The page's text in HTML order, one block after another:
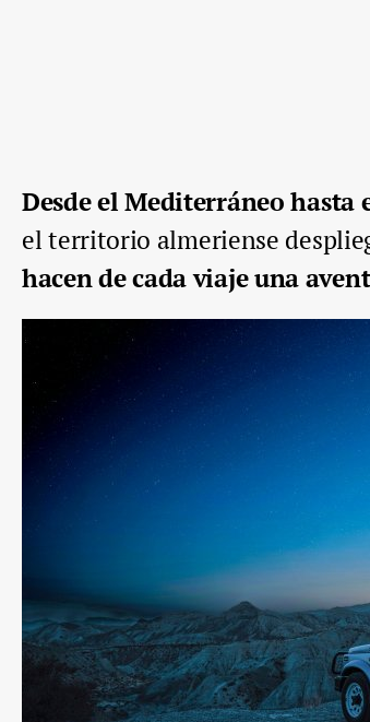
Desde el Mediterráneo
el territorio almeriense
hacen de cada viaje una